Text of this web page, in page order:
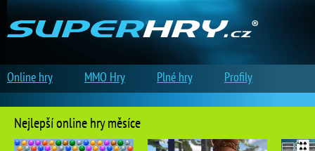
Nejlepší online hry měsíce
Online hry MMO Hry Plné hry Profily